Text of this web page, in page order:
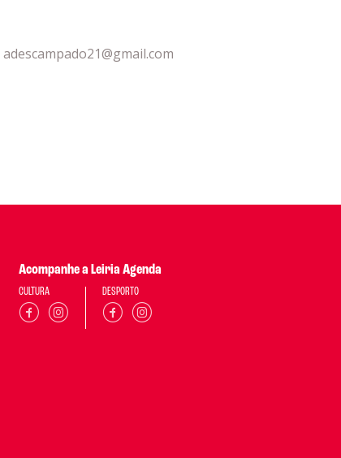
Acompanhe a Leiria Agenda
CULTURA DESPORTO